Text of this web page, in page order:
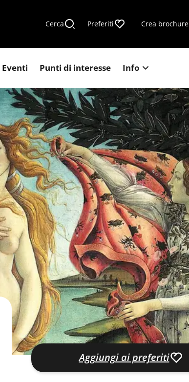
Cerca Preferiti Crea brochure
Eventi Punti di interesse Info
Aggiungi ai preferiti